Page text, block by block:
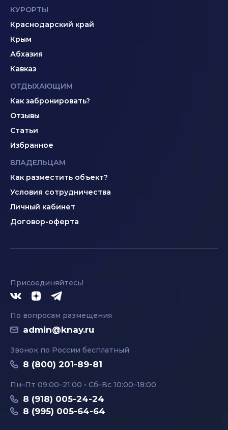
КУРОРТЫ
Краснодарский край
Крым
Абхазия
Кавказ
ОТДЫХАЮЩИМ
Как забронировать?
Отзывы
Статьи
Избранное
ВЛАДЕЛЬЦАМ
Как разместить объект?
Условия сотрудничества
Личный кабинет
Договор-оферта
Присоединяйтесь!
По вопросам размещения
admin@knay.ru
Звонок по России бесплатный
8 (800) 201-89-81
Пн–Пт 09:00–21:00 • Сб–Вс 10:00–18:00
8 (918) 005-24-24
8 (995) 005-64-64